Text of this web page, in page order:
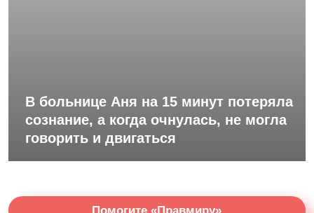
В больнице Аня на 15 минут потеряла
сознание, а когда очнулась, не могла
говорить и двигаться